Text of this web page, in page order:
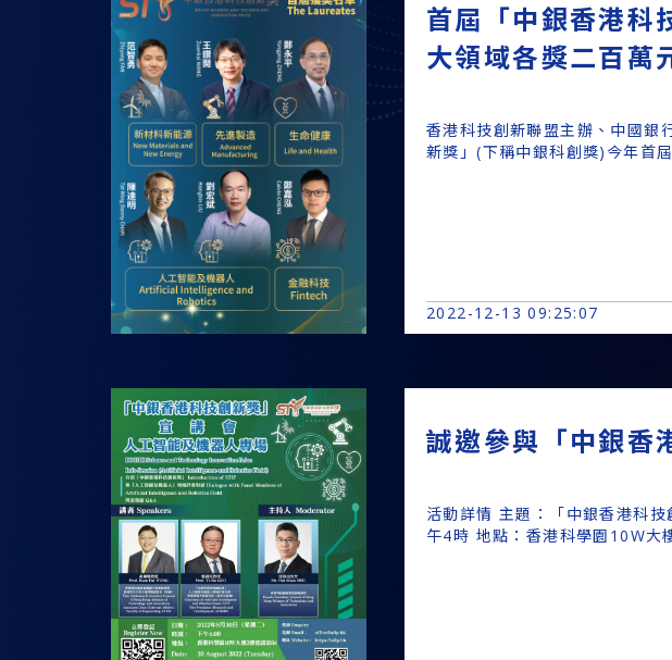
首屆「中銀香港科
大領域各獎二百萬
香港科技創新聯盟主辦、中國銀
新獎」(下稱中銀科創獎)今年首
2022-12-13 09:25:07
誠邀參與「中銀香
活動詳情 主題：「中銀香港科
午4時 地點：香港科學園10W大